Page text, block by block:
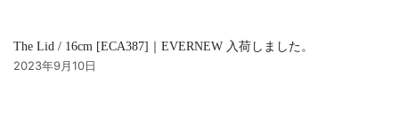
The Lid / 16cm [ECA387]｜EVERNEW 入荷しました。
2023年9月10日